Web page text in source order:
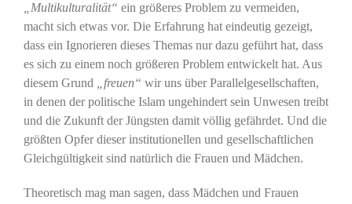
„Multikulturalität“ ein größeres Problem zu vermeiden,
macht sich etwas vor. Die Erfahrung hat eindeutig gezeigt,
dass ein Ignorieren dieses Themas nur dazu geführt hat, dass
es sich zu einem noch größeren Problem entwickelt hat. Aus
diesem Grund
„freuen“ wir uns über Parallelgesellschaften,
in denen der politische Islam ungehindert sein Unwesen treibt
und die Zukunft der Jüngsten damit völlig gefährdet. Und die
größten Opfer dieser institutionellen und gesellschaftlichen
Gleichgültigkeit sind natürlich die Frauen und Mädchen.
Theoretisch mag man sagen, dass Mädchen und Frauen